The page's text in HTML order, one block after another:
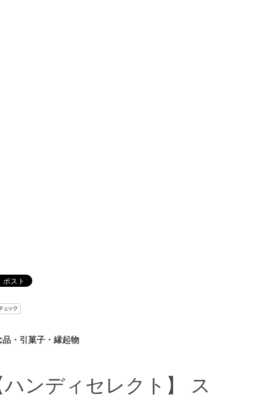
品・引菓子・縁起物
ハンディセレクト】 ス